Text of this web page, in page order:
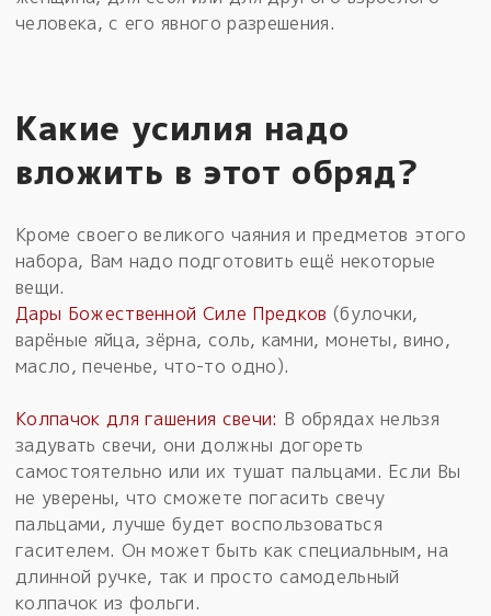
человека, с его явного разрешения.
Какие усилия надо
вложить в этот обряд?
Кроме своего великого чаяния и предметов этого
набора, Вам надо подготовить ещё некоторые
вещи.
Дары Божественной Силе Предков (булочки,
варёные яйца, зёрна, соль, камни, монеты, вино,
масло, печенье, что-то одно).
Колпачок для гашения свечи: В обрядах нельзя
задувать свечи, они должны догореть
самостоятельно или их тушат пальцами. Если Вы
не уверены, что сможете погасить свечу
пальцами, лучше будет воспользоваться
гасителем. Он может быть как специальным, на
длинной ручке, так и просто самодельный
колпачок из фольги.